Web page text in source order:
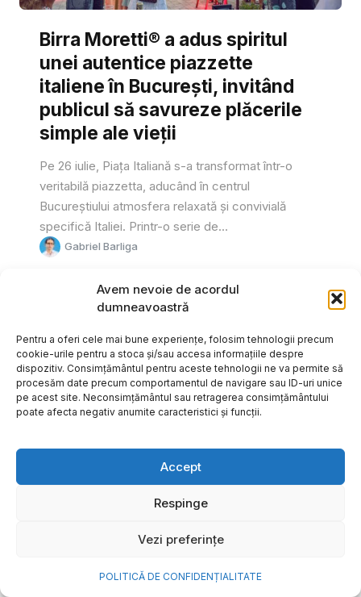
Avem nevoie de acordul
dumneavoastră
Pentru a oferi cele mai bune experiențe, folosim tehnologii precum
cookie-urile pentru a stoca și/sau accesa informațiile despre
dispozitiv. Consimțământul pentru aceste tehnologii ne va permite să
procesăm date precum comportamentul de navigare sau ID-uri unice
pe acest site. Neconsimțământul sau retragerea consimțământului
poate afecta negativ anumite caracteristici și funcții.
Accept
Respinge
Vezi preferințe
POLITICĂ DE CONFIDENȚIALITATE
Birra Moretti® a adus spiritul
unei autentice piazzette
italiene în București, invitând
publicul să savureze plăcerile
simple ale vieții
Pe 26 iulie, Piața Italiană s-a transformat într-o
veritabilă piazzetta, aducând în centrul
Bucureștiului atmosfera relaxată și convivială
specifică Italiei. Printr-o serie de...
Gabriel Barliga
frumoase amintiri ale verii într-
o bijuterie Pandora pe care o